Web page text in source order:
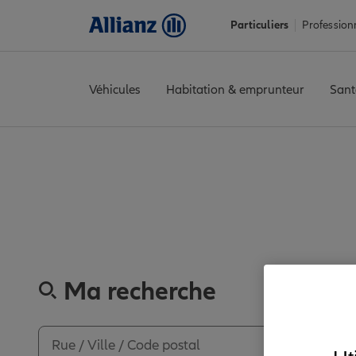
Particuliers
Véhicules Habitation & emprunteur
Ma recherche